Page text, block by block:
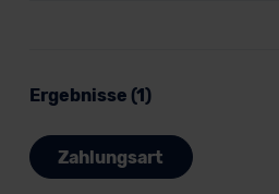
Ergebnisse (1)
Zahlungsart